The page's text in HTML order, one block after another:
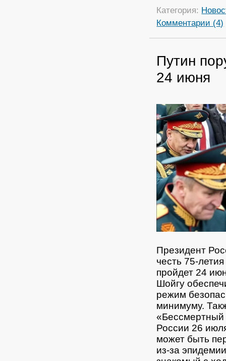
Категория:
Комментарии (4)
Путин
24 июня
Президент
честь 75-
пройдет 24
Шойгу
режим
минимуму.
«Бессмертный
России 26
может быть
из-за